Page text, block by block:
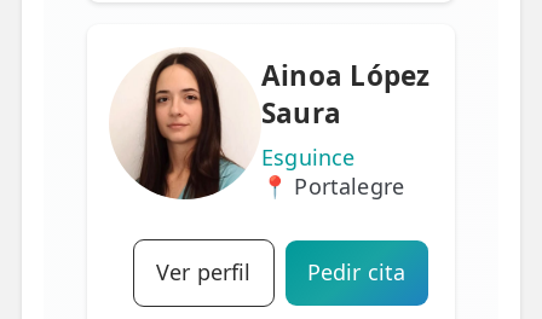
Ainoa López
Saura
Esguince
📍 Portalegre
Ver perfil Pedir cita